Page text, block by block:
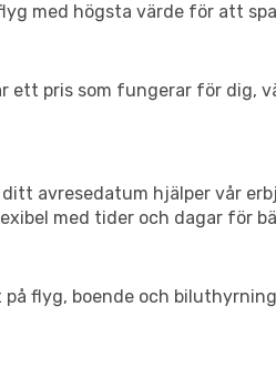
med högsta värde för att
ett pris som fungerar för dig,
avresedatum hjälper vår
med tider och dagar för
flyg, boende och